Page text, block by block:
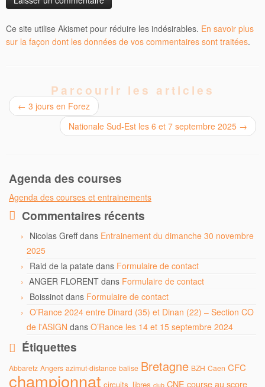
Ce site utilise Akismet pour réduire les indésirables. En savoir plus
sur la façon dont les données de vos commentaires sont traitées.
Parcourir les articles
← 3 jours en Forez
Nationale Sud-Est les 6 et 7 septembre 2025 →
Agenda des courses
Agenda des courses et entrainements
Commentaires récents
Nicolas Greffdans Entrainement du dimanche 30 novembre
2025
Raid de la patate dans Formulaire de contact
ANGER FLORENT dans Formulaire de contact
Boissinot dans Formulaire de contact
O’Rance 2024 entre Dinard (35) et Dinan (22) – Section CO
de l'ASIGN dans O’Rance les 14 et 15 septembre 2024
Étiquettes
Abbaretz Angers azimut-distance balise Bretagne BZH Caen CFC
championnat circuits_libres club CNE course au score